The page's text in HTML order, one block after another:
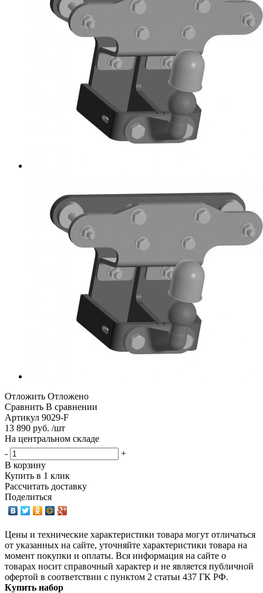
Отложить Отложено
Сравнить В сравнении
Артикул 9029-F
13 890 руб. /шт
На центральном складе
-
+
В корзину
Купить в 1 клик
Рассчитать доставку
Поделиться
Цены и технические характеристики товара могут отличаться
от указанных на сайте, уточняйте характеристики товара на
момент покупки и оплаты. Вся информация на сайте о
товарах носит справочный характер и не является публичной
офертой в соответствии с пунктом 2 статьи 437 ГК РФ.
Купить набор